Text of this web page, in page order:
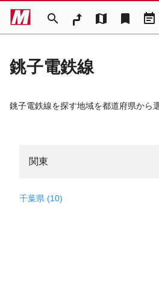
search map bookmark event_note
銚子電鉄線
銚子電鉄線を探す地域を都道府県から
関東
千葉県 (10)